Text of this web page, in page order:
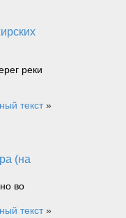
реки
текст»
во
текст»